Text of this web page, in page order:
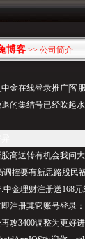
博客 >> 公司简介
金在线登录推广|客
的集结号已经吹起
高送转有机会我问
控要有新思路股民
中金理财注册送168
注册其它账号登录
攻3400调整为更好